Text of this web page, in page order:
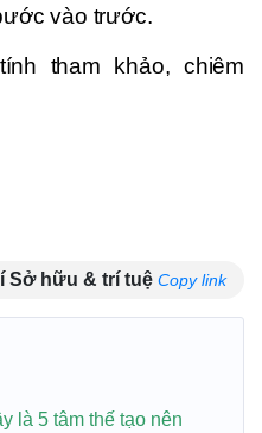
vào trước.
tham khảo, chiêm
Sở hữu & trí tuệ Copy link
là 5 tâm thế tạo nên